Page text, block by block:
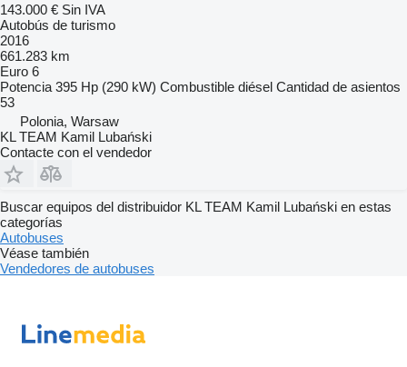
143.000 € Sin IVA
Autobús de turismo
2016
661.283 km
Euro 6
Potencia 395 Hp (290 kW) Combustible diésel Cantidad de asientos
53
Polonia, Warsaw
KL TEAM Kamil Lubański
Contacte con el vendedor
Buscar equipos del distribuidor KL TEAM Kamil Lubański en estas
categorías
Autobuses
Véase también
Vendedores de autobuses